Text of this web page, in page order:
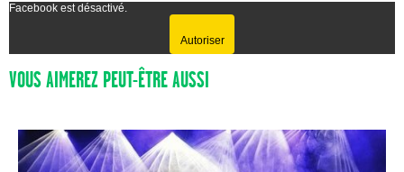
Facebook est désactivé.
Autoriser
VOUS AIMEREZ PEUT-ÊTRE AUSSI